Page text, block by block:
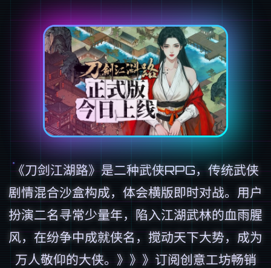
《刀剑江湖路》是二种武侠RPG，传统武侠
剧情混合沙盒构成，体会横版即时对战。用户
扮演二名寻常少量年，陷入江湖武林的血雨腥
风，在纷争中成就侠名，搅动天下大势，成为
万人敬仰的大侠。》》》订阅创意工坊畅销